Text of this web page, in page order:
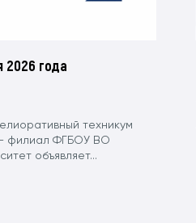
2026 года
техникум
филиал ФГБОУ ВО
объявляет...